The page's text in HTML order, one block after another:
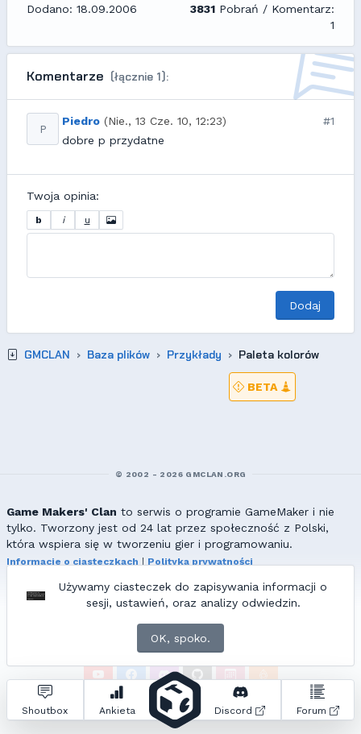
Dodano: 18.09.2006 3831 Pobrań / Komentarz:
1
Komentarze (łącznie 1):
P
Piedro (Nie., 13 Cze. 10, 12:23)
#1
dobre p przydatne
Twoja opinia:
b i u
Dodaj
GMCLAN Baza plików Przykłady Paleta kolorów
Używamy ciasteczek do zapisywania informacji o
sesji, ustawień, oraz analizy odwiedzin.
OK, spoko.
Shoutbox Ankieta Discord Forum
BETA
© 2002 - 2026 GMCLAN.ORG
Game Makers' Clan to serwis o programie GameMaker i nie
tylko. Tworzony jest od 24 lat przez społeczność z Polski,
która wspiera się w tworzeniu gier i programowaniu.
Informacje o ciasteczkach
Polityka prywatności
Wszelkie prawa zastrzeżone. Kopiowanie materiałów bez zgody
redakcji zabronione!
ZNAJDZIESZ NAS TAKŻE NA:
Zapytań do bazy: • Czas generowania: